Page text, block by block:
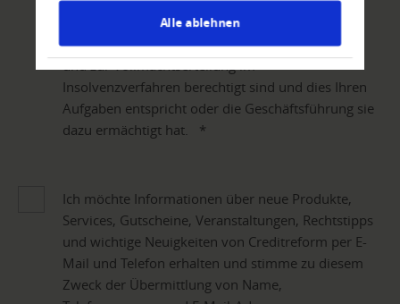
Alle ablehnen
geben damit auch bekannt, dass Sie von Ihrem
Unternehmen zur Erteilung des Auftrages an uns
und zur Vollmachtserteilung im
Insolvenzverfahren berechtigt sind und dies Ihren
Aufgaben entspricht oder die Geschäftsführung sie
dazu ermächtigt hat. *
Ich möchte Informationen über neue Produkte,
Services, Gutscheine, Veranstaltungen, Rechtstipps
und wichtige Neuigkeiten von Creditreform per E-
Mail und Telefon erhalten und stimme zu diesem
Zweck der Übermittlung von Name,